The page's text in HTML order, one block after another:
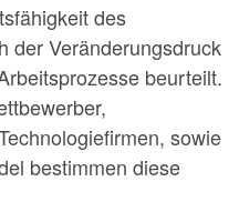
des
der Veränderungsdruck
beurteilt.
sowie
bestimmen diese